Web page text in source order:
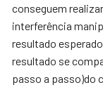
conseguem
interferência
resultado
resultado se
passo a passo)do